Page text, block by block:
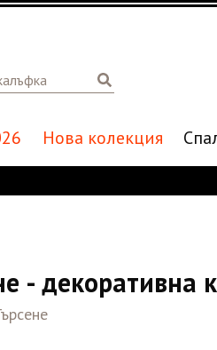
Нова колекция
- декоративна